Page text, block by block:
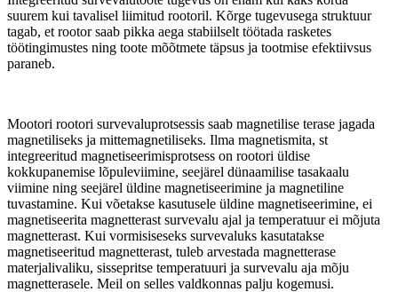
suurem kui tavalisel liimitud rootoril. Kõrge tugevusega struktuur
tagab, et rootor saab pikka aega stabiilselt töötada rasketes
töötingimustes ning toote mõõtmete täpsus ja tootmise efektiivsus
paraneb.
Mootori rootori survevaluprotsessis saab magnetilise terase jagada
magnetiliseks ja mittemagnetiliseks. Ilma magnetismita, st
integreeritud magnetiseerimisprotsess on rootori üldise
kokkupanemise lõpuleviimine, seejärel dünaamilise tasakaalu
viimine ning seejärel üldine magnetiseerimine ja magnetiline
tuvastamine. Kui võetakse kasutusele üldine magnetiseerimine, ei
magnetiseerita magnetterast survevalu ajal ja temperatuur ei mõjuta
magnetterast. Kui vormisiseseks survevaluks kasutatakse
magnetiseeritud magnetterast, tuleb arvestada magnetterase
materjalivaliku, sissepritse temperatuuri ja survevalu aja mõju
magnetterasele. Meil on selles valdkonnas palju kogemusi.